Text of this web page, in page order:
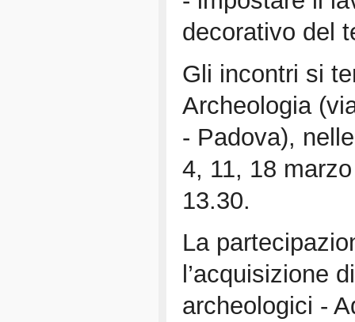
decorativo del
Gli incontri si
Archeologia
- Padova),
4, 11, 18
13.30.
La
l’acquisizione
archeologici -